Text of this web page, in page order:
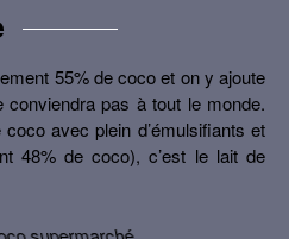
55% de coco et on y ajoute
pas à tout le monde.
avec plein d’émulsifiants et
48% de coco), c’est le lait de